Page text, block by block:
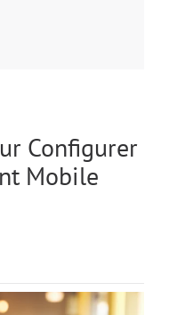
Configurer
Mobile